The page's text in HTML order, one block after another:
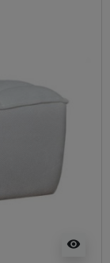
visibility